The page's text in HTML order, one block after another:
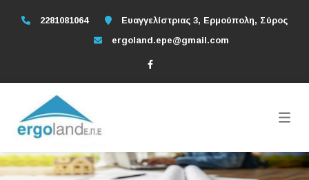
2281081064
Ευαγγελίστριας 3, Ερμούπολη, Σύρος
ergoland.epe@gmail.com